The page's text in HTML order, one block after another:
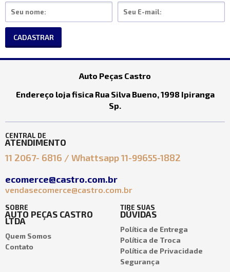
CADASTRAR
Auto Peças Castro
Endereço loja fisica Rua Silva Bueno, 1998 Ipiranga
Sp.
CENTRAL DE
ATENDIMENTO
11 2067- 6816 / Whattsapp 11-99655-1882
ecomerce@castro.com.br
vendasecomerce@castro.com.br
SOBRE
AUTO PEÇAS CASTRO
LTDA
Quem Somos
Contato
TIRE SUAS
DÚVIDAS
Política de Entrega
Política de Troca
Política de Privacidade
Segurança